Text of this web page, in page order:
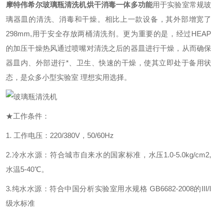
摩特伟希尔玻璃瓶清洗机烘干消毒一体多功能用于实验室常规玻
璃器皿的清洗、消毒和干燥。相比上一款设备，其外部增宽了
298mm,用于安全存放两桶清洗剂。更为重要的是，经过HEAP
的加压干燥热风通过喷嘴对清洗之后的器皿进行干燥，从而确保
器皿内、外部进行*、卫生、快速的干燥，使其立即处于备用状
态，是众多小型实验室 理想实用选择。
★工作条件：
1. 工作电压：220/380V，50/60Hz
2.冷水水源：符合城市自来水的国家标准，水压1.0-5.0kg/cm2,
水温5-40℃。
3.纯水水源：符合中国分析实验室用水规格 GB6682-2008的III/I
级水标准